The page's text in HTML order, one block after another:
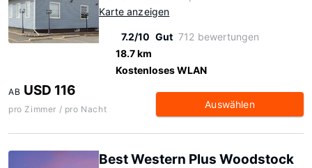
Karte anzeigen
7.2/10 Gut 712 bewertungen
18.7 km
Kostenloses WLAN
AB USD 116
pro Zimmer / pro Nacht Auswählen
Best Western Plus Woodstock